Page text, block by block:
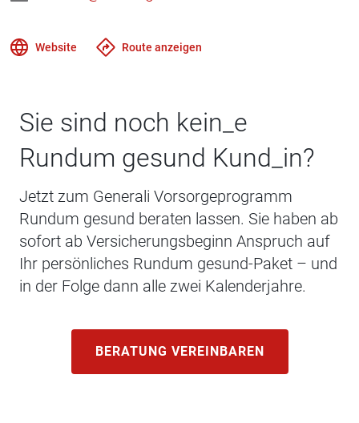
Website Route anzeigen
Sie sind noch kein_e
Rundum gesund Kund_in?
Jetzt zum Generali Vorsorgeprogramm
Rundum gesund beraten lassen. Sie haben ab
sofort ab Versicherungsbeginn Anspruch auf
Ihr persönliches Rundum gesund-Paket – und
in der Folge dann alle zwei Kalenderjahre.
BERATUNG VEREINBAREN